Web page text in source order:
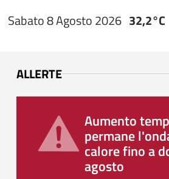
Sabato 8 Agosto 2026 32,2°C
ALLERTE
Aumento
permane
calore fino a
agosto